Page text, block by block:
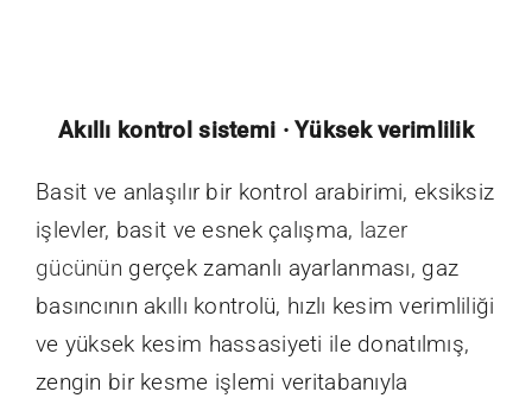
Akıllı kontrol sistemi · Yüksek verimlilik
Basit ve anlaşılır bir kontrol arabirimi, eksiksiz
işlevler, basit ve esnek çalışma, lazer
gücünün gerçek zamanlı ayarlanması, gaz
basıncının akıllı kontrolü, hızlı kesim verimliliği
ve yüksek kesim hassasiyeti ile donatılmış,
zengin bir kesme işlemi veritabanıyla